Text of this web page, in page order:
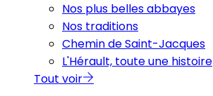
Nos plus belles abbayes
Nos traditions
Chemin de Saint-Jacques
L'Hérault, toute une histoire
Tout voir